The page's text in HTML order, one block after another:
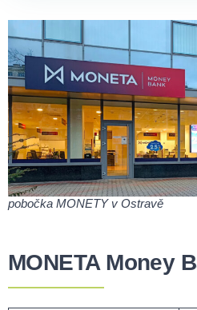
pobočka MONETY v Ostravě
MONETA Money